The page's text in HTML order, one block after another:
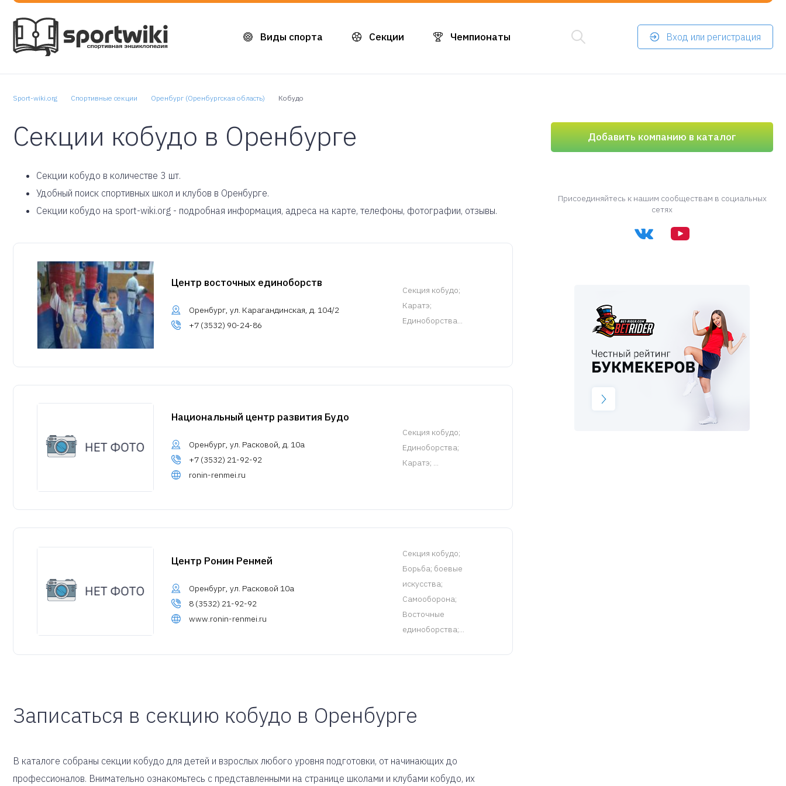
Виды спорта Секции Чемпионаты Вход или регистрация
Sport-wiki.org Спортивные секции Оренбург (Оренбургская область) Кобудо
Секции кобудо в Оренбурге
Cекции кобудо в количестве 3 шт.
Удобный поиск спортивных школ и клубов в Оренбурге.
Секции кобудо на sport-wiki.org - подробная информация, адреса на карте, телефоны, фотографии, отзывы.
Центр восточных единоборств
Оренбург, ул. Карагандинская, д. 104/2
+7 (3532) 90-24-86
Cекция кобудо;
Каратэ;
Единоборства...
Национальный центр развития Будо
Оренбург, ул. Расковой, д. 10а
+7 (3532) 21-92-92
ronin-renmei.ru
Cекция кобудо;
Единоборства;
Каратэ; ...
Центр Ронин Ренмей
Оренбург, ул. Расковой 10а
8 (3532) 21-92-92
www.ronin-renmei.ru
Cекция кобудо;
Борьба; боевые
искусства;
Самооборона;
Восточные
единоборства;...
Записаться в секцию кобудо в Оренбурге
В каталоге собраны секции кобудо для детей и взрослых любого уровня подготовки, от начинающих до
профессионалов. Внимательно ознакомьтесь с представленными на странице школами и клубами кобудо, их
Добавить компанию в каталог
Присоединяйтесь к нашим сообществам в социальных
сетях